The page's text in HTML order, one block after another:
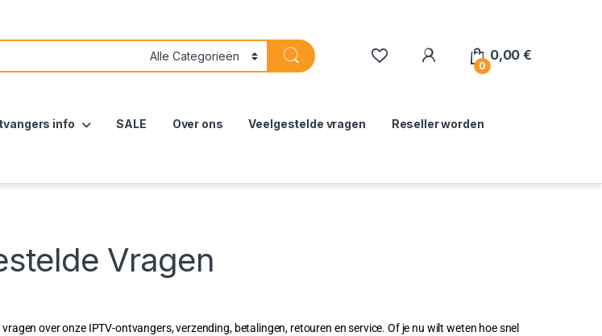
0
0,00€
info SALE Over ons Veelgestelde vragen Reseller worden
Vragen
over onze IPTV-ontvangers, verzending, betalingen, retouren en service. Of je nu wilt weten hoe snel